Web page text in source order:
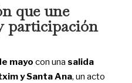
que une
participación
mayo con una salida
y Santa Ana, un acto